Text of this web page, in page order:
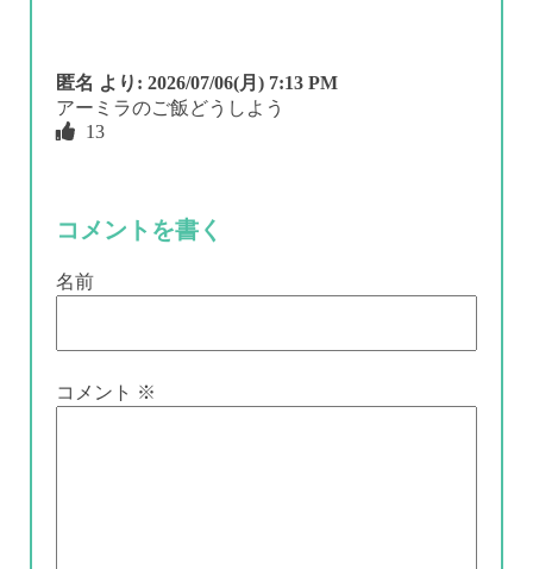
匿名 より: 2026/07/06(月) 7:13 PM
アーミラのご飯どうしよう
13
コメントを書く
名前
コメント ※